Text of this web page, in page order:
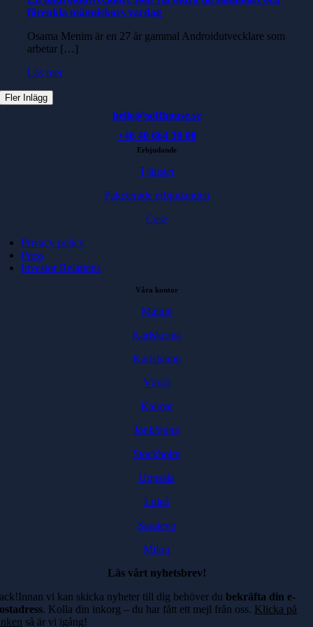
förenkla människors vardag
Osama Menim är en 27 år gammal Androidutvecklare som
arbetar […]
Läs mer
Fler Inlägg
hello@softhouse.se
+46 40 664 39 00
Erbjudande
Tjänster
Paketerade erbjudanden
Case
Privacy policy
Press
Investor Relations
Våra kontor
Malmö
Karlskrona
Karlshamn
Växjö
Kalmar
Jönköping
Stockholm
Uppsala
Luleå
Sarajevo
Milou
Läs vårt nyhetsbrev!
vi kan skicka nyheter till dig behöver dubekräfta din e-
. Kolla din inkorg – du har fått ett mejl från oss. Klicka på
så är vi igång!